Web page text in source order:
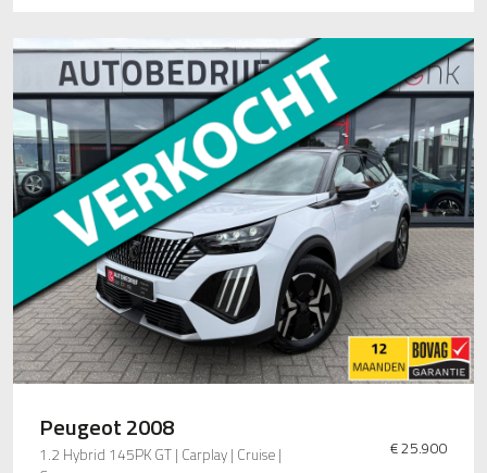
Peugeot 2008
1.2 Hybrid 145PK GT | Carplay | Cruise |
€ 25.900